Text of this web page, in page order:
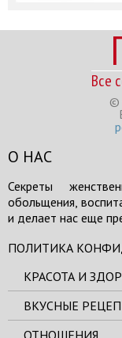
Все
©
О НАС
Секреты
обольщения,
и делает нас еще
ПОЛИТИКА
КРАСОТА И
ВКУСНЫЕ
ОТНОШЕНИЯ